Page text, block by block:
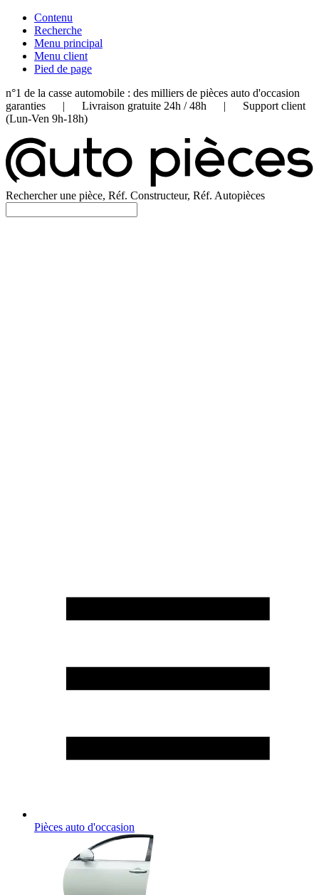
Contenu
Recherche
Menu principal
Menu client
Pied de page
n°1 de la casse automobile : des milliers de pièces auto d'occasion
garanties | Livraison gratuite 24h / 48h | Support client
(Lun-Ven 9h-18h)
Rechercher une pièce, Réf. Constructeur, Réf. Autopièces
Pièces auto d'occasion